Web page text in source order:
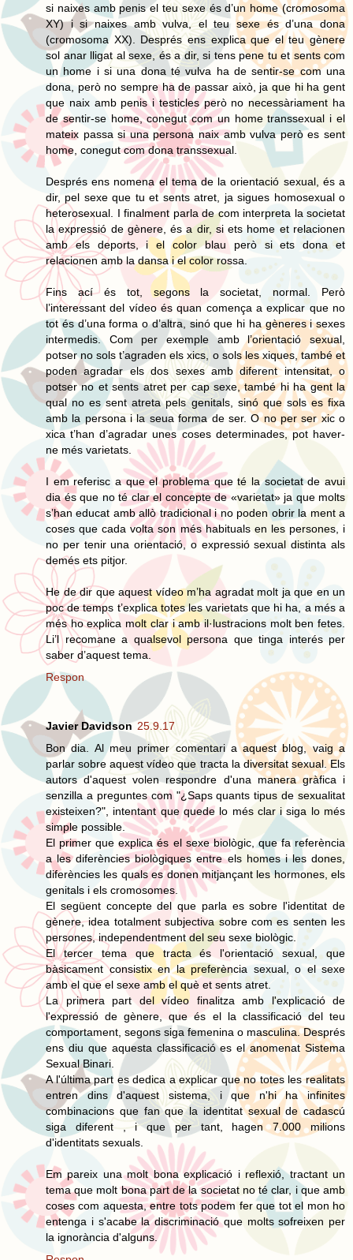
si naixes amb penis el teu sexe és d’un home (cromosoma
XY) i si naixes amb vulva, el teu sexe és d’una dona
(cromosoma XX). Després ens explica que el teu gènere
sol anar lligat al sexe, és a dir, si tens pene tu et sents com
un home i si una dona té vulva ha de sentir-se com una
dona, però no sempre ha de passar això, ja que hi ha gent
que naix amb penis i testicles però no necessàriament ha
de sentir-se home, conegut com un home transsexual i el
mateix passa si una persona naix amb vulva però es sent
home, conegut com dona transsexual.
Després ens nomena el tema de la orientació sexual, és a
dir, pel sexe que tu et sents atret, ja sigues homosexual o
heterosexual. I finalment parla de com interpreta la societat
la expressió de gènere, és a dir, si ets home et relacionen
amb els deports, i el color blau però si ets dona et
relacionen amb la dansa i el color rossa.
Fins ací és tot, segons la societat, normal. Però
l’interessant del vídeo és quan comença a explicar que no
tot és d’una forma o d’altra, sinó que hi ha gèneres i sexes
intermedis. Com per exemple amb l’orientació sexual,
potser no sols t’agraden els xics, o sols les xiques, també et
poden agradar els dos sexes amb diferent intensitat, o
potser no et sents atret per cap sexe, també hi ha gent la
qual no es sent atreta pels genitals, sinó que sols es fixa
amb la persona i la seua forma de ser. O no per ser xic o
xica t’han d’agradar unes coses determinades, pot haver-
ne més varietats.
I em referisc a que el problema que té la societat de avui
dia és que no té clar el concepte de «varietat» ja que molts
s’han educat amb allò tradicional i no poden obrir la ment a
coses que cada volta son més habituals en les persones, i
no per tenir una orientació, o expressió sexual distinta als
demés ets pitjor.
He de dir que aquest vídeo m’ha agradat molt ja que en un
poc de temps t’explica totes les varietats que hi ha, a més a
més ho explica molt clar i amb il·lustracions molt ben fetes.
Li’l recomane a qualsevol persona que tinga interés per
saber d’aquest tema.
Respon
Javier Davidson 25.9.17
Bon dia. Al meu primer comentari a aquest blog, vaig a
parlar sobre aquest vídeo que tracta la diversitat sexual. Els
autors d'aquest volen respondre d'una manera gràfica i
senzilla a preguntes com "¿Saps quants tipus de sexualitat
existeixen?", intentant que quede lo més clar i siga lo més
simple possible.
El primer que explica és el sexe biològic, que fa referència
a les diferències biològiques entre els homes i les dones,
diferències les quals es donen mitjançant les hormones, els
genitals i els cromosomes.
El següent concepte del que parla es sobre l'identitat de
gènere, idea totalment subjectiva sobre com es senten les
persones, independentment del seu sexe biològic.
El tercer tema que tracta és l'orientació sexual, que
bàsicament consistix en la preferència sexual, o el sexe
amb el que el sexe amb el què et sents atret.
La primera part del vídeo finalitza amb l'explicació de
l'expressió de gènere, que és el la classificació del teu
comportament, segons siga femenina o masculina. Després
ens diu que aquesta classificació es el anomenat Sistema
Sexual Binari.
A l'última part es dedica a explicar que no totes les realitats
entren dins d'aquest sistema, i que n'hi ha infinites
combinacions que fan que la identitat sexual de cadascú
siga diferent , i que per tant, hagen 7.000 milions
d'identitats sexuals.
Em pareix una molt bona explicació i reflexió, tractant un
tema que molt bona part de la societat no té clar, i que amb
coses com aquesta, entre tots podem fer que tot el mon ho
entenga i s'acabe la discriminació que molts sofreixen per
la ignorància d'alguns.